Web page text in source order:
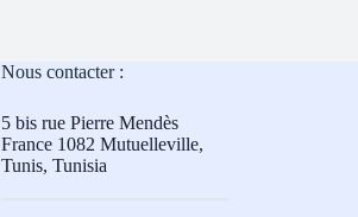
Nous contacter :
5 bis rue Pierre Mendès
France 1082 Mutuelleville,
Tunis, Tunisia